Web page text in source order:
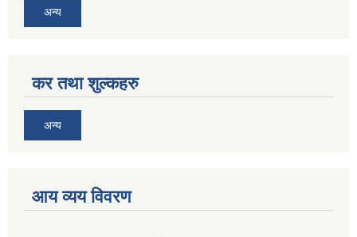
अन्य
कर तथा शुल्कहरु
अन्य
आय व्यय विवरण